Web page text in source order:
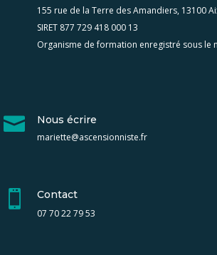
155 rue de la Terre des Amandiers, 13100
SIRET 877 729 418 000 13
Organisme de formation enregistré sous le
 Nous écrire
mariette@ascensionniste.fr
 Contact
07 70 22 79 53